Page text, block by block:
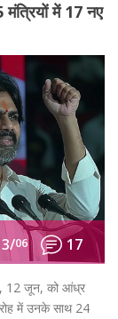
में 17 नए
06 17
12 जून, को आंध्र
में उनके साथ 24